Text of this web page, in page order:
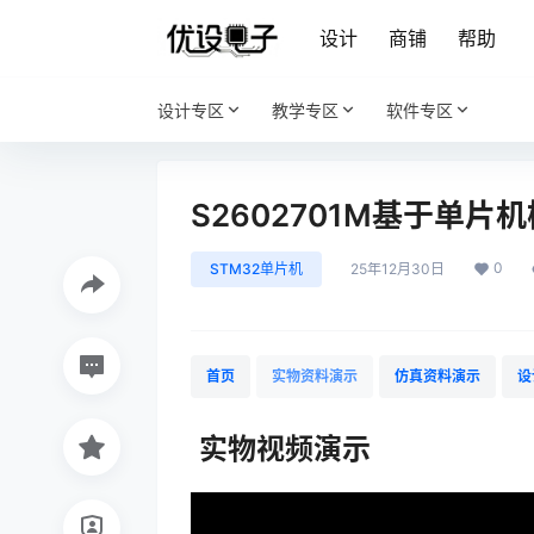
设计 商铺 帮助
设计专区 教学专区 软件专区
S2602701M基于单片机
STM32单片机 25年12月30日 0
首页 实物资料演示 仿真资料演示
实物视频演示